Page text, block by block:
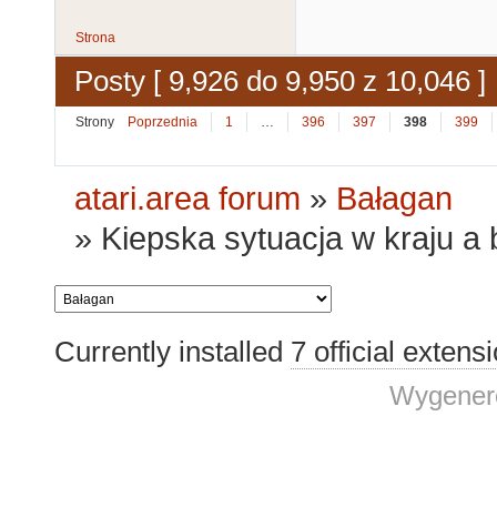
Strona
Posty [ 9,926 do 9,950 z 10,046 ]
Strony Poprzednia 1 396 397 398 399
atari.area forum » Bałagan
» Kiepska sytuacja w kraju a
Currently installed 7 official